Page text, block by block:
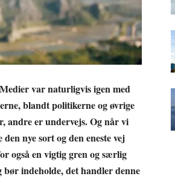
var naturligvis igen med
blandt politikerne og øvrige
andre er undervejs. Og når vi
nye sort og den eneste vej
også en vigtig gren og særlig
indeholde, det handler denne